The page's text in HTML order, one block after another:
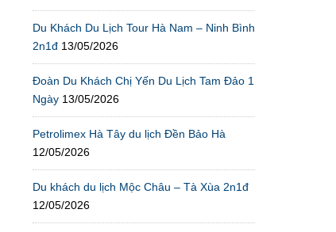
Du Khách Du Lịch Tour Hà Nam – Ninh Bình
2n1đ 13/05/2026
Đoàn Du Khách Chị Yến Du Lịch Tam Đảo 1
Ngày 13/05/2026
Petrolimex Hà Tây du lịch Đền Bảo Hà
12/05/2026
Du khách du lịch Mộc Châu – Tà Xùa 2n1đ
12/05/2026